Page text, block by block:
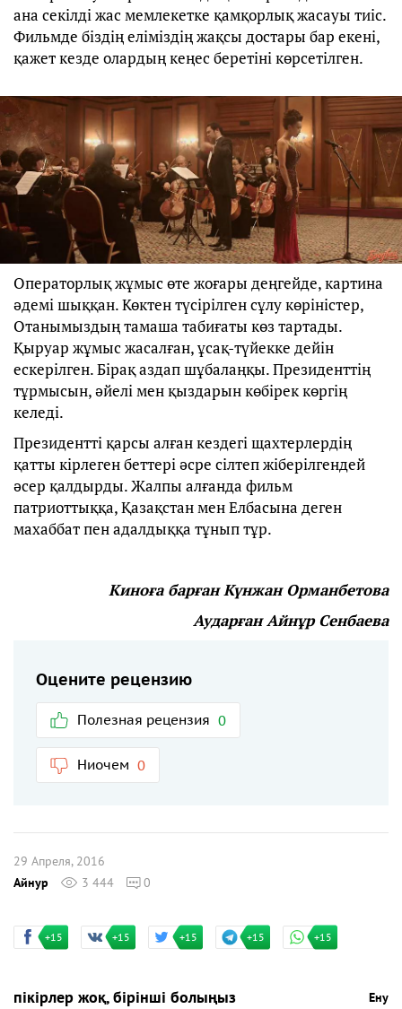
ана секілді жас мемлекетке қамқорлық жасауы тиіс.
Фильмде біздің еліміздің жақсы достары бар екені,
қажет кезде олардың кеңес беретіні көрсетілген.
Операторлық жұмыс өте жоғары деңгейде, картина
әдемі шыққан. Көктен түсірілген сұлу көріністер,
Отанымыздың тамаша табиғаты көз тартады.
Қыруар жұмыс жасалған, ұсақ-түйекке дейін
ескерілген. Бірақ аздап шұбалаңқы. Президенттің
тұрмысын, әйелі мен қыздарын көбірек көргің
келеді.
Президентті қарсы алған кездегі щахтерлердің
қатты кірлеген беттері әсре сілтеп жіберілгендей
әсер қалдырды. Жалпы алғанда фильм
патриоттыққа, Қазақстан мен Елбасына деген
махаббат пен адалдыққа тұнып тұр.
Киноға барған Күнжан Орманбетова
Аударған Айнұр Сенбаева
Оцените рецензию
Полезная рецензия 0
Ниочем 0
29 Апреля, 2016
Айнур
3 444 0
+15 +15 +15 +15 +15
пікірлер жоқ, бірінші болыңыз Ену